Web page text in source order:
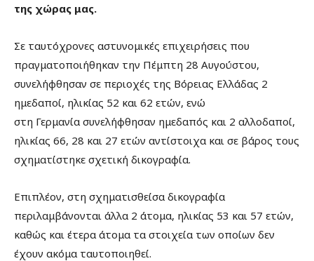
της χώρας μας.
Σε ταυτόχρονες αστυνομικές επιχειρήσεις που
πραγματοποιήθηκαν την Πέμπτη 28 Αυγούστου,
συνελήφθησαν σε περιοχές της Βόρειας Ελλάδας 2
ημεδαποί, ηλικίας 52 και 62 ετών, ενώ
στη Γερμανία συνελήφθησαν ημεδαπός και 2 αλλοδαποί,
ηλικίας 66, 28 και 27 ετών αντίστοιχα και σε βάρος τους
σχηματίστηκε σχετική δικογραφία.
Επιπλέον, στη σχηματισθείσα δικογραφία
περιλαμβάνονται άλλα 2 άτομα, ηλικίας 53 και 57 ετών,
καθώς και έτερα άτομα τα στοιχεία των οποίων δεν
έχουν ακόμα ταυτοποιηθεί.